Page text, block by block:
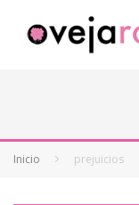
Inicio prejuicios